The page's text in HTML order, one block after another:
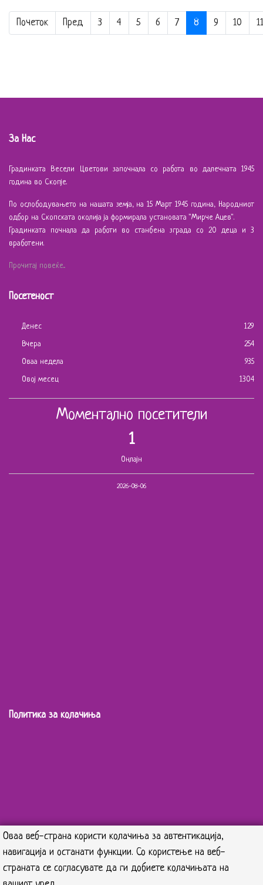
Почеток Пред 3 4 5 6 7 8 9 10 11
За Нас
Градинката Весели Цветови започнала со работа во далечната 1945
година во Скопје.
По ослободувањето на нашата земја, на 15 Март 1945 година, Народниот
одбор на Скопската околија ја формирала установата "Мирче Ацев".
Градинката почнала да работи во станбена зграда со 20 деца и 3
вработени.
Прочитај повеќе...
Посетеност
Денес
129
Вчера
254
Оваа недела
935
Овој месец
1304
Моментално посетители
1
Онлајн
2026-08-06
Политика за колачиња
Оваа веб-страна користи колачиња за автентикација,
навигација и останати функции. Со користење на веб-
страната се согласувате да ги добиете колачињата на